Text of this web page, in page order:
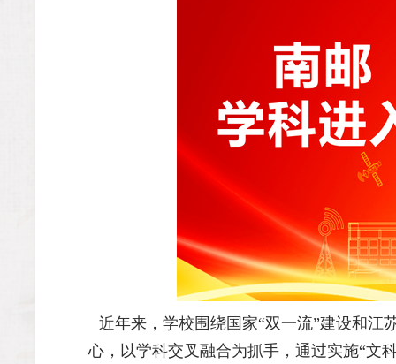
近年来，学校围绕国家“双一流”建设和江
心，以学科交叉融合为抓手，通过实施“文